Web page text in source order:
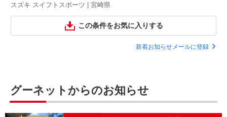
スズキ スイフトスポーツ | 宮崎県
この条件をお気に入りする
新着お知らせメールに登録
グーネットからのお知らせ